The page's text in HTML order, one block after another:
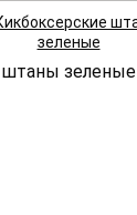
зеленые